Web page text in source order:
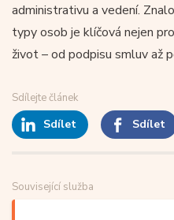
administrativu a vedení.
typy osob je klíčová nejen
život – od podpisu smluv až
Sdílejte článek
Sdílet Sdílet
Související služba